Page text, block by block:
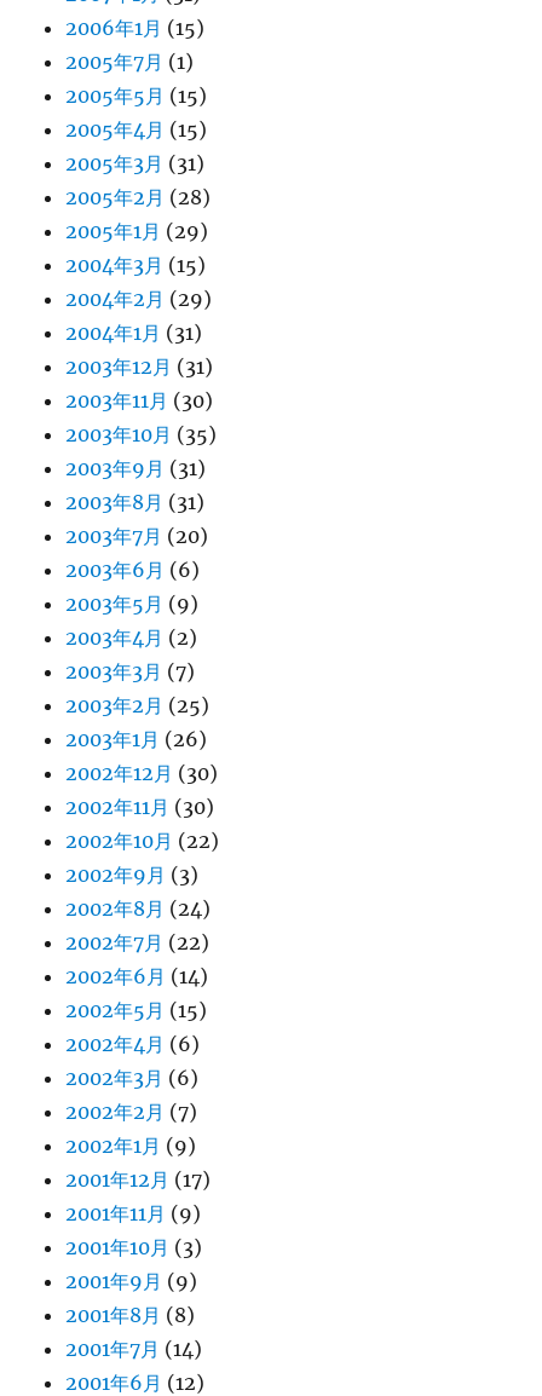
2006年1月 (15)
2005年7月 (1)
2005年5月 (15)
2005年4月 (15)
2005年3月 (31)
2005年2月 (28)
2005年1月 (29)
2004年3月 (15)
2004年2月 (29)
2004年1月 (31)
2003年12月 (31)
2003年11月 (30)
2003年10月 (35)
2003年9月 (31)
2003年8月 (31)
2003年7月 (20)
2003年6月 (6)
2003年5月 (9)
2003年4月 (2)
2003年3月 (7)
2003年2月 (25)
2003年1月 (26)
2002年12月 (30)
2002年11月 (30)
2002年10月 (22)
2002年9月 (3)
2002年8月 (24)
2002年7月 (22)
2002年6月 (14)
2002年5月 (15)
2002年4月 (6)
2002年3月 (6)
2002年2月 (7)
2002年1月 (9)
2001年12月 (17)
2001年11月 (9)
2001年10月 (3)
2001年9月 (9)
2001年8月 (8)
2001年7月 (14)
2001年6月 (12)